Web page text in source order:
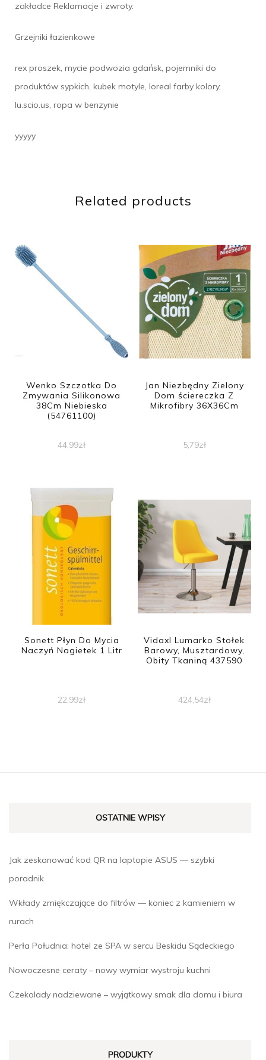
zakładce Reklamacje i zwroty.
Grzejniki łazienkowe
rex proszek, mycie podwozia gdańsk, pojemniki do
produktów sypkich, kubek motyle, loreal farby kolory,
lu.scio.us, ropa w benzynie
yyyyy
Related products
Wenko Szczotka Do
Zmywania Silikonowa
38Cm Niebieska
(54761100)
44,99zł
Jan Niezbędny Zielony
Dom ściereczka Z
Mikrofibry 36X36Cm
5,79zł
Sonett Płyn Do Mycia
Naczyń Nagietek 1 Litr
22,99zł
Vidaxl Lumarko Stołek
Barowy, Musztardowy,
Obity Tkaniną 437590
424,54zł
OSTATNIE WPISY
Jak zeskanować kod QR na laptopie ASUS — szybki
poradnik
Wkłady zmiękczające do filtrów — koniec z kamieniem w
rurach
Perła Południa: hotel ze SPA w sercu Beskidu Sądeckiego
Nowoczesne ceraty – nowy wymiar wystroju kuchni
Czekolady nadziewane – wyjątkowy smak dla domu i biura
PRODUKTY